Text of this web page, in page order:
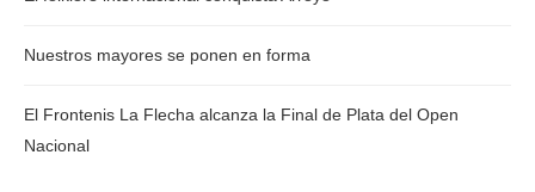
Nuestros mayores se ponen en forma
El Frontenis La Flecha alcanza la Final de Plata del Open
Nacional